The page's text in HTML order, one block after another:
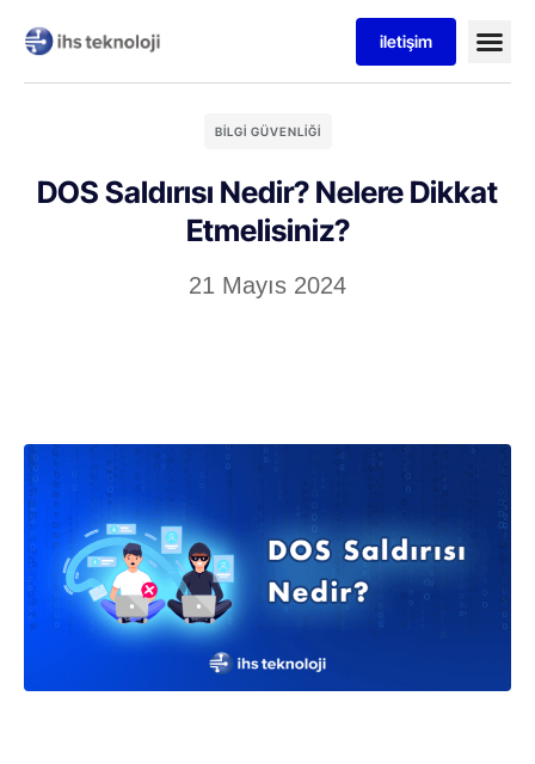
iletişim
BILGI GÜVENLIĞI
DOS Saldırısı Nedir? Nelere Dikkat
Etmelisiniz?
21 Mayıs 2024